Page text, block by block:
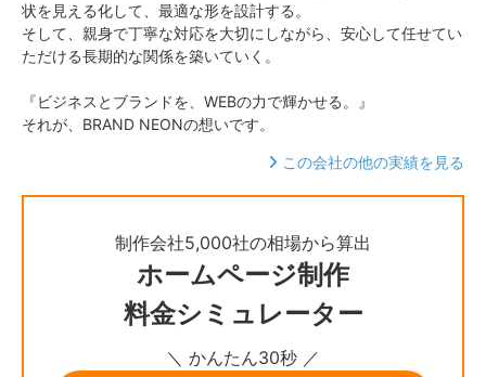
状を見える化して、最適な形を設計する。
そして、親身で丁寧な対応を大切にしながら、安心して任せてい
ただける長期的な関係を築いていく。
『ビジネスとブランドを、WEBの力で輝かせる。』
それが、BRAND NEONの想いです。
この会社の他の実績を見る
制作会社5,000社の相場から算出
ホームページ制作
料金シミュレーター
＼ かんたん30秒 ／